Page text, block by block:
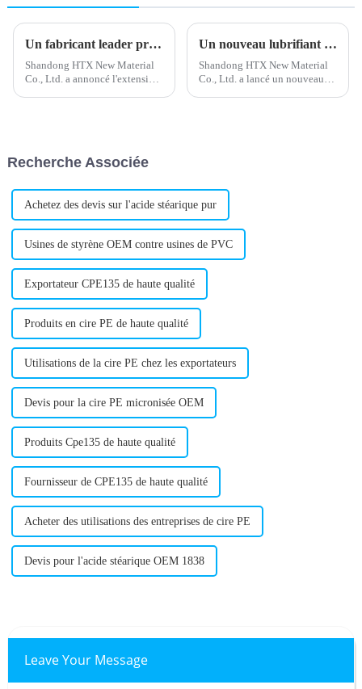
Un fabricant leader présente un nouvel adjuvant de traitement des lubrifiants
Shandong HTX New Material
Co., Ltd. a annoncé l'extension
haute qualité...
Un nouveau lubrifiant externe en PVC améliore les performances du produit
Shandong HTX New Material
Co., Ltd. a lancé un nouveau
Recherche Associée
Achetez des devis sur l'acide stéarique pur
Usines de styrène OEM contre usines de PVC
Exportateur CPE135 de haute qualité
Produits en cire PE de haute qualité
Utilisations de la cire PE chez les exportateurs
Devis pour la cire PE micronisée OEM
Produits Cpe135 de haute qualité
Fournisseur de CPE135 de haute qualité
Acheter des utilisations des entreprises de cire PE
Devis pour l'acide stéarique OEM 1838
Leave Your Message